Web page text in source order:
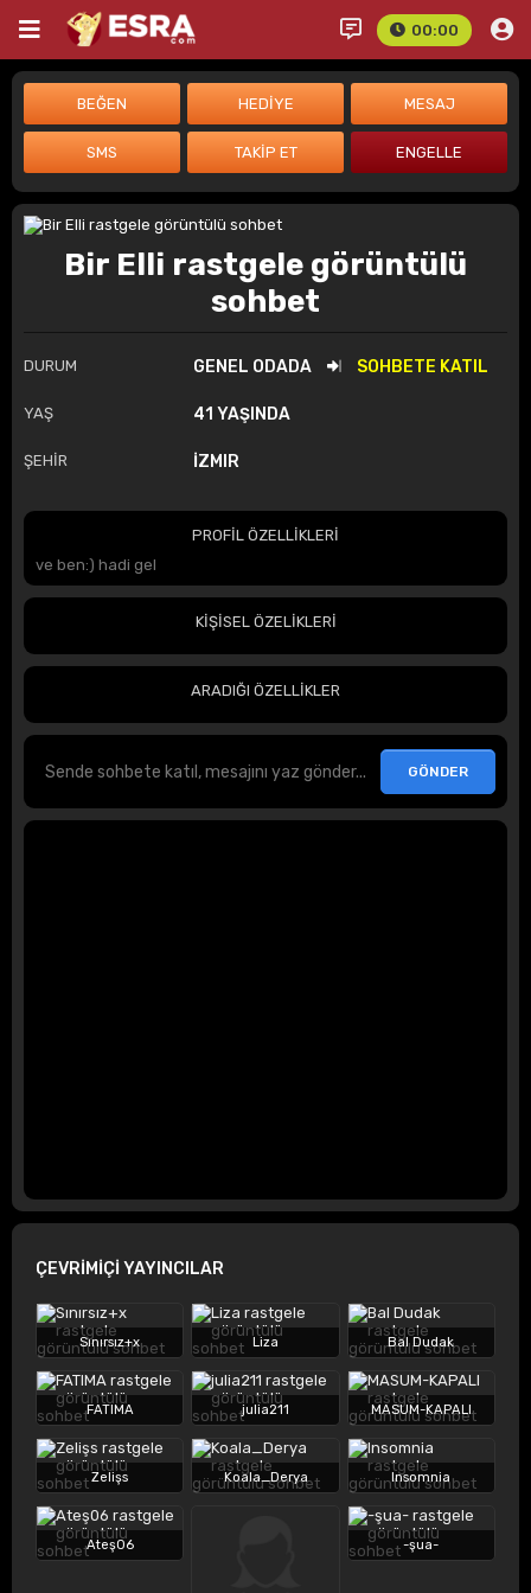
00:00
Bir Elli rastgele görüntülü
sohbet
DURUM GENEL ODADA SOHBETE KATIL
YAŞ 41 YAŞINDA
ŞEHİR İZMIR
PROFİL ÖZELLİKLERİ
ve ben:) hadi gel
KİŞİSEL ÖZELİKLERİ
ARADIĞI ÖZELLİKLER
ÇEVRİMİÇİ YAYINCILAR
Sınırsız+x Liza Bal Dudak
FATIMA julia211 MASUM-KAPALI
Zelişs Koala_Derya Insomnia
Ateş06 -şua-